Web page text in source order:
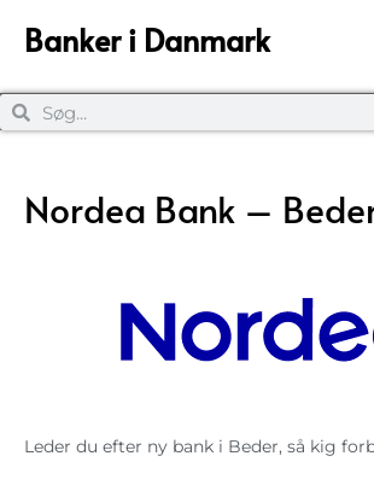
Banker i Danmark
Nordea Bank –
Leder du efter ny bank i Beder, så kig